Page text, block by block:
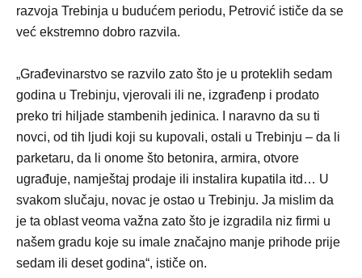
razvoja Trebinja u budućem periodu, Petrović ističe da se
već ekstremno dobro razvila.
„Građevinarstvo se razvilo zato što je u proteklih sedam
godina u Trebinju, vjerovali ili ne, izgrađenp i prodato
preko tri hiljade stambenih jedinica. I naravno da su ti
novci, od tih ljudi koji su kupovali, ostali u Trebinju – da li
parketaru, da li onome što betonira, armira, otvore
ugrađuje, namještaj prodaje ili instalira kupatila itd… U
svakom slučaju, novac je ostao u Trebinju. Ja mislim da
je ta oblast veoma važna zato što je izgradila niz firmi u
našem gradu koje su imale značajno manje prihode prije
sedam ili deset godina“, ističe on.